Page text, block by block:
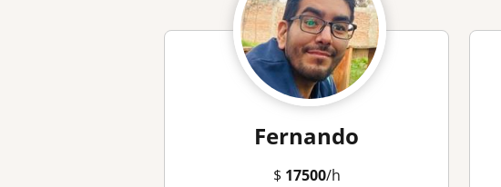
Fernando
$ 17500/h